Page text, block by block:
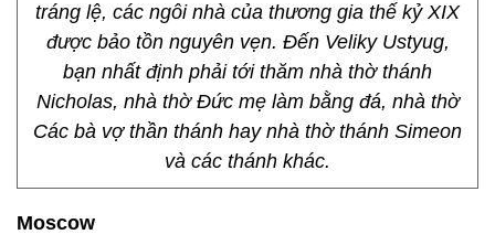
tráng lệ, các ngôi nhà của thương gia thế kỷ XIX
được bảo tồn nguyên vẹn. Đến Veliky Ustyug,
bạn nhất định phải tới thăm nhà thờ thánh
Nicholas, nhà thờ Đức mẹ làm bằng đá, nhà thờ
Các bà vợ thần thánh hay nhà thờ thánh Simeon
và các thánh khác.
Moscow